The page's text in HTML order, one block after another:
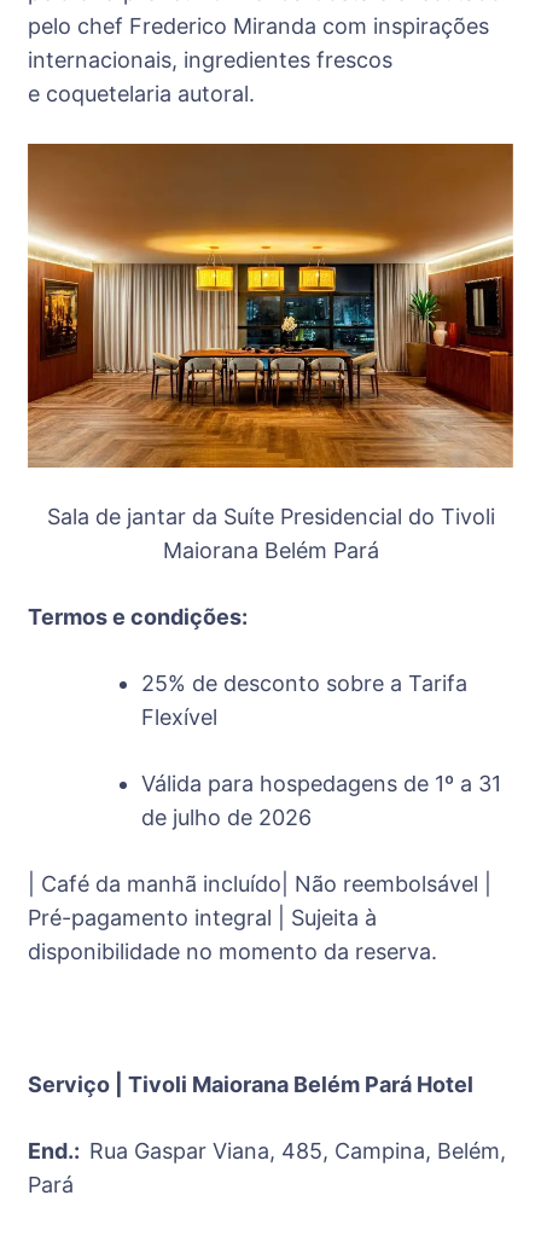
pelo chef Frederico Miranda com inspirações
internacionais, ingredientes frescos
e coquetelaria autoral.
Sala de jantar da Suíte Presidencial do Tivoli
Maiorana Belém Pará
Termos e condições:
25% de desconto sobre a Tarifa
Flexível
Válida para hospedagens de 1º a 31
de julho de 2026
| Café da manhã incluído| Não reembolsável |
Pré-pagamento integral | Sujeita à
disponibilidade no momento da reserva.
Serviço | Tivoli Maiorana Belém Pará Hotel
End.: Rua Gaspar Viana, 485, Campina, Belém,
Pará